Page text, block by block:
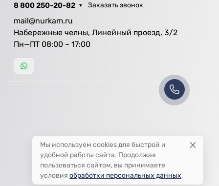
8 800 250-20-82 Заказать звонок
mail@nurkam.ru
Набережные челны, Линейный проезд, 3/2
Пн—ПТ 08:00 – 17:00
Мы используем cookies для быстрой и
удобной работы сайта. Продолжая
пользоваться сайтом, вы принимаете
условия обработки персональных данных.